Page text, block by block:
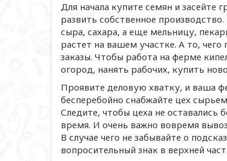
Для начала купите семян и засейте
развить собственное
сыра, сахара, а еще мельницу,
растет на вашем участке. А то,
заказы. Чтобы работа на ферме
огород, нанять рабочих, купить
Проявите деловую хватку, и ваша
бесперебойно снабжайте цех
Следите, чтобы цеха не оставались
время. И очень важно вовремя
В случае чего не забывайте о
вопросительный знак в верхней